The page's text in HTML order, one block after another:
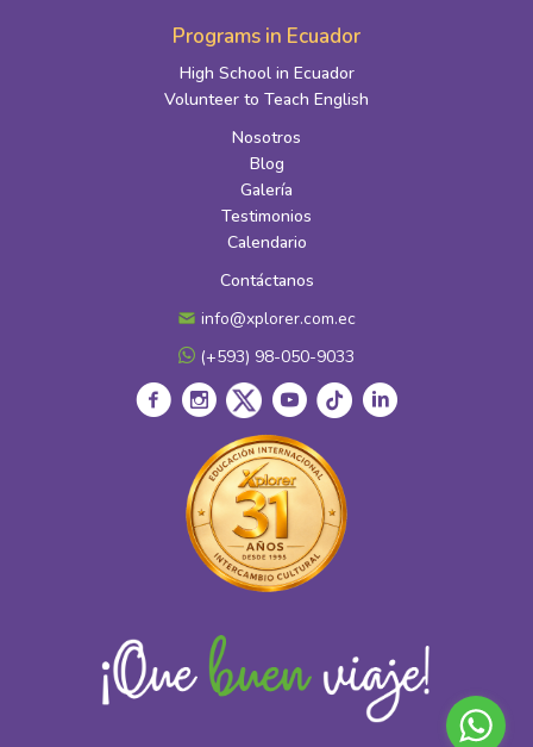
Programs in Ecuador
High School in Ecuador
Volunteer to Teach English
Nosotros
Blog
Galería
Testimonios
Calendario
Contáctanos
info@xplorer.com.ec
(+593) 98-050-9033